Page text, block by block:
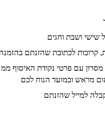
קרובות לכתובת שהזנתם בהזמנה
עם פרטי נקודת האיסוף
מראש ובמועד הנוח לכם
למייל שהזנתם